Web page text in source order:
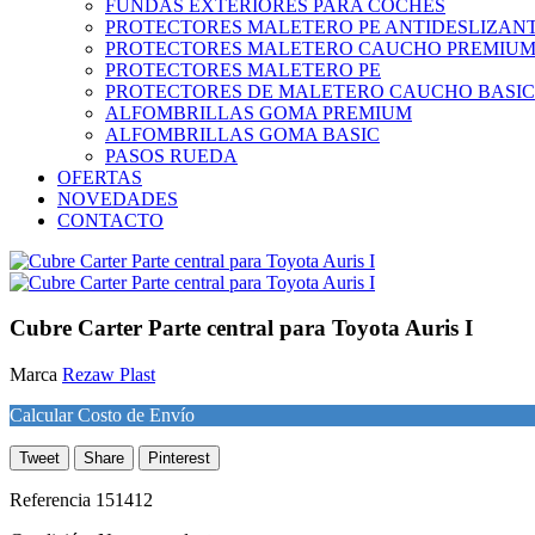
FUNDAS EXTERIORES PARA COCHES
PROTECTORES MALETERO PE
PROTECTORES MALETERO CAUCHO PREMIUM
PROTECTORES MALETERO PE
PROTECTORES DE MALETERO CAUCHO BASIC
ALFOMBRILLAS GOMA PREMIUM
ALFOMBRILLAS GOMA BASIC
PASOS RUEDA
OFERTAS
NOVEDADES
CONTACTO
Cubre Carter Parte central para Toyota Auris I
Marca Rezaw Plast
Calcular Costo de Envío
Tweet Share Pinterest
Referencia 151412